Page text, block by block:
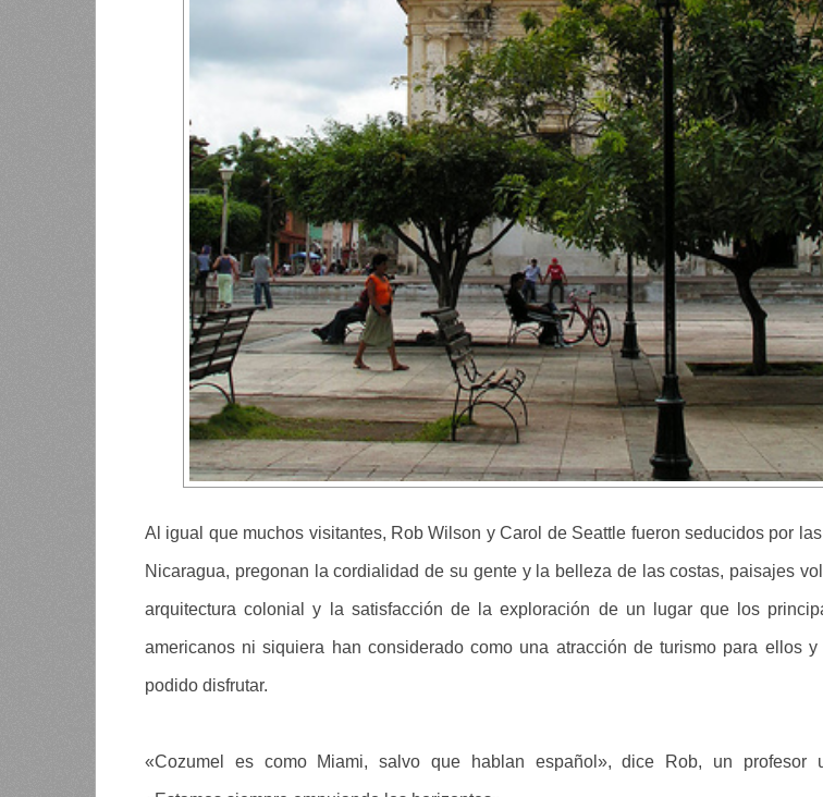
Al igual que muchos visitantes, Rob Wilson y Carol de Seattle fueron seducidos por
Nicaragua, pregonan la cordialidad de su gente y la belleza de las costas, paisajes
arquitectura colonial y la satisfacción de la exploración de un lugar que los
americanos ni siquiera han considerado como una atracción de turismo para ellos
podido disfrutar.
«Cozumel es como Miami, salvo que hablan español», dice Rob, un profesor